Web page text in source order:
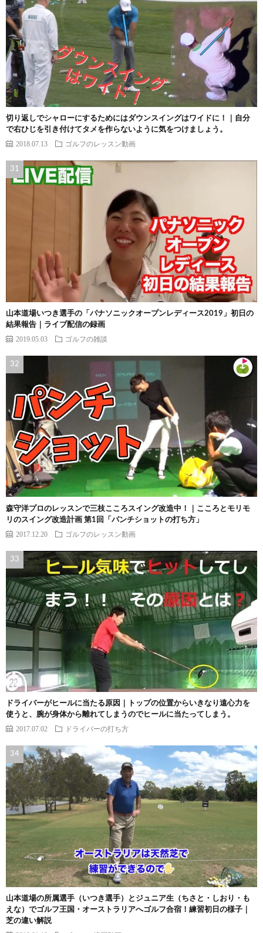
切り返しでシャローにするためにはダウンスイングはワイドに！｜自分
で右ひじを引き付けてタメを作らないように気をつけましょう。
2018.07.13 ゴルフのレッスン動画
山本道場いつき選手の「パナソニックオープンレディース2019」初日の
結果報告｜ライブ配信の録画
2019.05.03 ゴルフの雑談
森守洋プロのレッスンで三枝こころスイング改造中！｜こころとモリモ
リのスイング改造計画 第1回「パンチショットの打ち方」
2017.12.20 ゴルフのレッスン動画
ドライバーがヒールに当たる原因｜トップの位置からいきなり遠心力を
使うと、腕が身体から離れてしまうのでヒールに当たってしまう。
2017.07.02 ドライバーの打ち方
山本道場の所属選手（いつき選手）とジュニア生（ちさと・しおり・も
えな）でゴルフ王国・オーストラリアへゴルフ合宿！練習初日の様子｜
芝の違い解説